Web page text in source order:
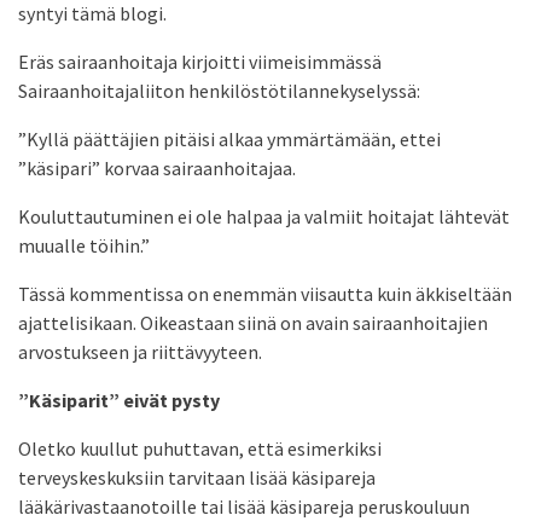
syntyi tämä blogi.
Eräs sairaanhoitaja kirjoitti viimeisimmässä
Sairaanhoitajaliiton henkilöstötilannekyselyssä:
”Kyllä päättäjien pitäisi alkaa ymmärtämään, ettei
”käsipari” korvaa sairaanhoitajaa.
Kouluttautuminen ei ole halpaa ja valmiit hoitajat lähtevät
muualle töihin.”
Tässä kommentissa on enemmän viisautta kuin äkkiseltään
ajattelisikaan. Oikeastaan siinä on avain sairaanhoitajien
arvostukseen ja riittävyyteen.
”Käsiparit” eivät pysty
Oletko kuullut puhuttavan, että esimerkiksi
terveyskeskuksiin tarvitaan lisää käsipareja
lääkärivastaanotoille tai lisää käsipareja peruskouluun